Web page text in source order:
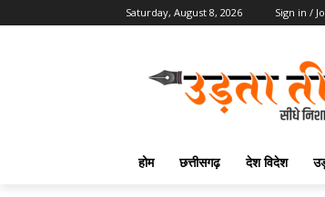
Saturday, August 8, 2026 Sign in /
होम छत्तीसगढ़ देश विदेश